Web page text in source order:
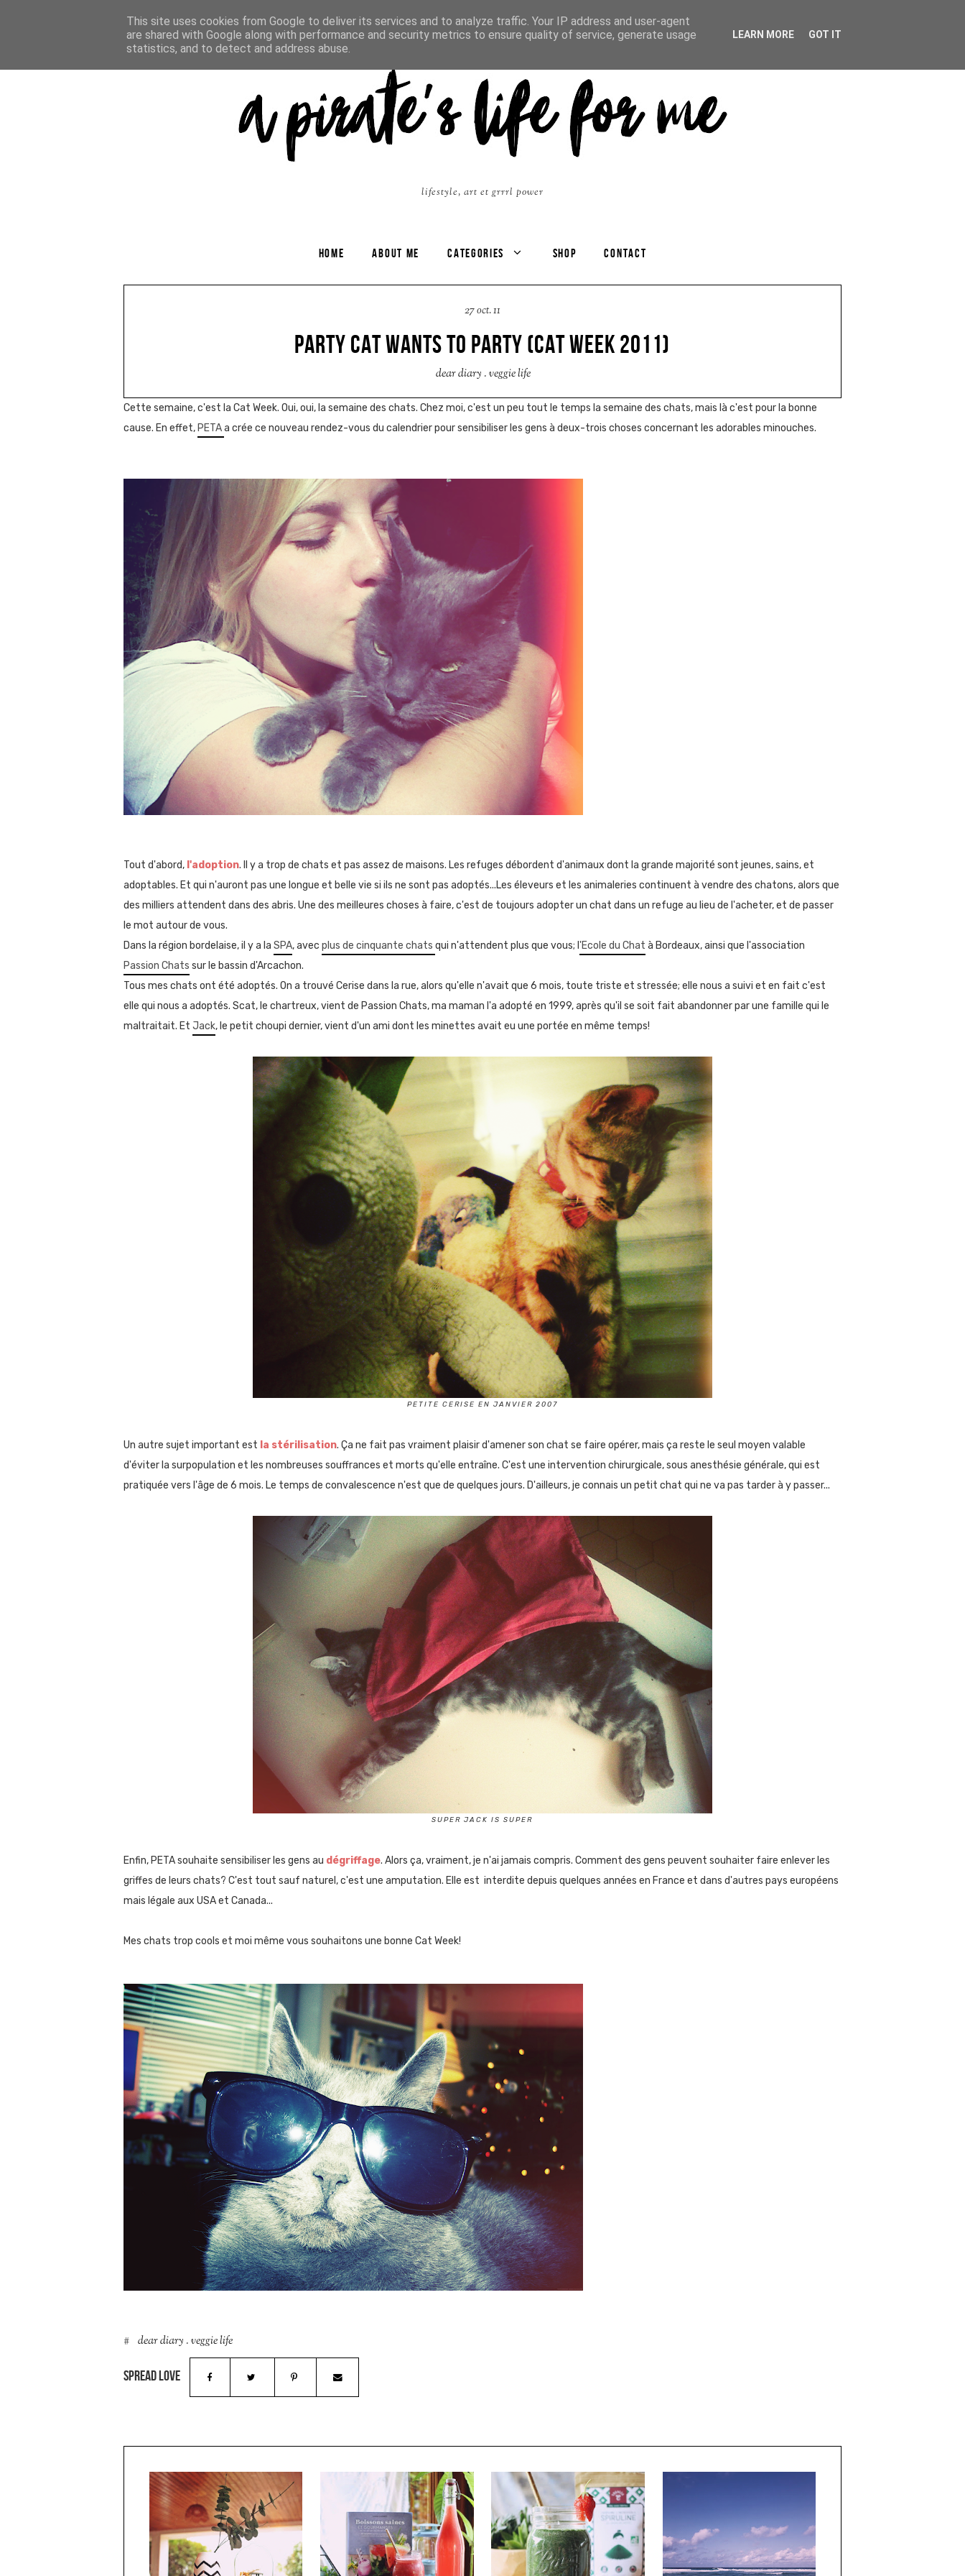
lifestyle, art et grrrl power
HOME ABOUT ME CATEGORIES SHOP CONTACT
27 oct. 11
PARTY CAT WANTS TO PARTY (CAT WEEK 2011)
dear diary .veggie life
Cette semaine, c'est la Cat Week. Oui, oui, la semaine des chats. Chez moi, c'est un peu tout le temps la semaine des chats, mais là c'est pour la bonne
cause. En effet, PETAa crée ce nouveau rendez-vous du calendrier pour sensibiliser les gens à deux-trois choses concernant les adorables minouches.
Tout d'abord, l'adoption. l y a trop de chats et pas assez de maisons. Les refuges débordent d'animaux dont la grande majorité sont jeunes, sains, et
adoptables. Et qui n'auront pas une longue et belle vie si ils ne sont pas adoptés...Les éleveurs et les animaleries continuent à vendre des chatons,alors que
des milliers attendent dans des abris. Une des meilleures choses à faire,c'est de toujours adopter un chat dans un refuge au lieu de l'acheter, et de passer
le mot autour de vous.
Dans la région bordelaise, il y a la SPA, avec plus de cinquante chats qui n'attendent plus que vous; l 'Ecole du Chat à Bordeaux, ainsi que l'association
Passion Chats sur le bassin d'Arcachon.
Tous mes chats ont été adoptés. On a trouvé Cerise dans la rue, alors qu'elle n'avait que 6 mois, toute triste et stressée; elle nous a suivi et en fait c'est
elle qui nous a adoptés. Scat, le chartreux, vient de Passion Chats, ma maman l'a adopté en 1999, après qu'il se soit fait abandonner par une famille qui le
maltraitait. Et Jack, le petit choupi dernier, vient d'un ami dont les minettes avait eu une portée en même temps!
PETITE CERISE EN JANVIER 2007
Un autre sujet important est la stérilisation. Ça ne fait pas vraiment plaisir d'amener son chat se faire opérer, mais ça reste le seul moyen valable
d'éviter la surpopulation et les nombreuses souffrances et morts qu'elle entraîne. C'est une intervention chirurgicale, sous anesthésie générale, qui est
pratiquée vers l'âge de 6 mois. Le temps de convalescence n'est que de quelques jours. D'ailleurs, je connais un petit chat qui ne va pas tarder à y passer...
SUPER JACK IS SUPER
Enfin, PETA souhaite sensibiliser les gens au dégriffage. Alors ça, vraiment, je n'ai jamais compris. Comment des gens peuvent souhaiter faire enlever les
griffes de leurs chats? C'est tout sauf naturel, c'est une amputation. Elle est interdite depuis quelques années en France et dans d'autres pays européens
mais légale aux USA et Canada...
Mes chats trop cools et moi même vous souhaitons une bonne Cat Week!
dear diary .veggie life
This site uses cookies from Google to deliver its services and to analyze traffic. Your IP address and user-agent
are shared with Google along with performance and security metrics to ensure quality of service, generate usage
statistics, and to detect and address abuse.
LEARN MORE GOT IT